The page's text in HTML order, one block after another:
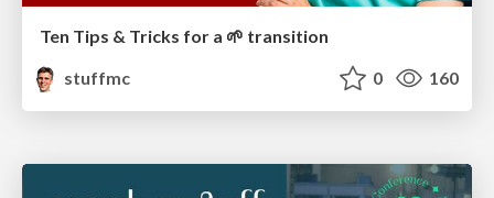
Ten Tips & Tricks for a 🌱 transition
stuffmc
0 160